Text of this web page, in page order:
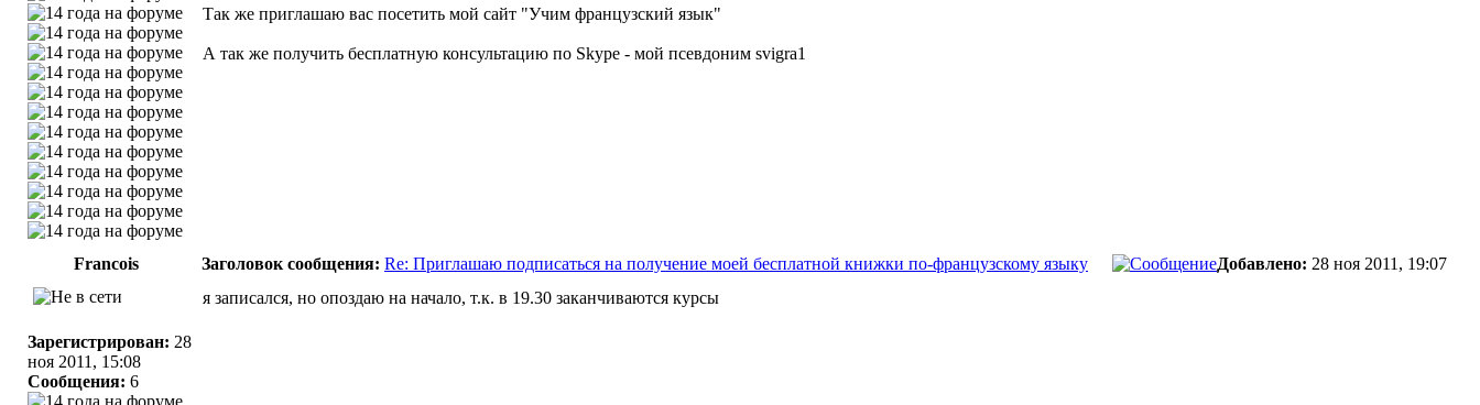
Так же приглашаю вас посетить мой сайт "Учим французский язык"
А так же получить бесплатную консультацию по Skype - мой псевдоним svigra1
Francois Заголовок сообщения: Re: Приглашаю подписаться на получение моей бесплатной книжки по-французскому языку Добавлено: 28 ноя 2011, 19:07
Зарегистрирован: 28
ноя 2011, 15:08
Сообщения: 6
я записался, но опоздаю на начало, т.к. в 19.30 заканчиваются курсы